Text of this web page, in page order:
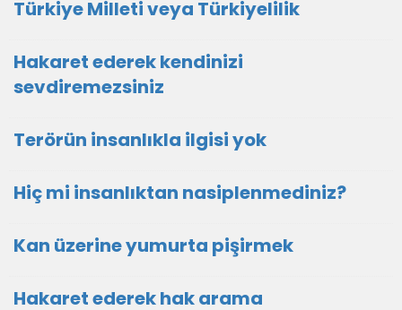
Türkiye Milleti veya Türkiyelilik
Hakaret ederek kendinizi
sevdiremezsiniz
Terörün insanlıkla ilgisi yok
Hiç mi insanlıktan nasiplenmediniz?
Kan üzerine yumurta pişirmek
Hakaret ederek hak arama